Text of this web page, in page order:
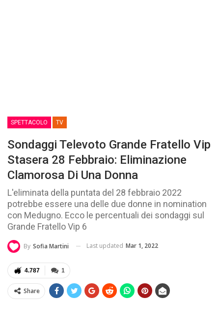
SPETTACOLO TV
Sondaggi Televoto Grande Fratello Vip
Stasera 28 Febbraio: Eliminazione
Clamorosa Di Una Donna
L'eliminata della puntata del 28 febbraio 2022
potrebbe essere una delle due donne in nomination
con Medugno. Ecco le percentuali dei sondaggi sul
Grande Fratello Vip 6
By Sofia Martini Last updated Mar 1, 2022
1
4.787
Share